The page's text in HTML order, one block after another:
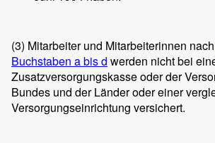
(3) Mitarbeiter und Mitarbeiterinnen nach
Buchstaben a bis d werden nicht bei
Zusatzversorgungskasse oder der
Bundes und der Länder oder einer
Versorgungseinrichtung versichert.